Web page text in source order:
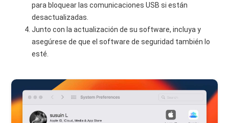
para bloquear las comunicaciones USB si están
desactualizadas.
Junto con la actualización de su software, incluya y
asegúrese de que el software de seguridad también lo
esté.